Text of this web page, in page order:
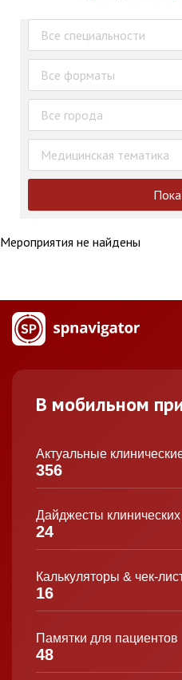
Все специальности
Все форматы
Все города
Медицинская тематика
Мероприятия не найдены
В мобильном
Актуальные
356
Дайджесты
24
Калькуляторы & чек-
16
Памятки для пациентов
48